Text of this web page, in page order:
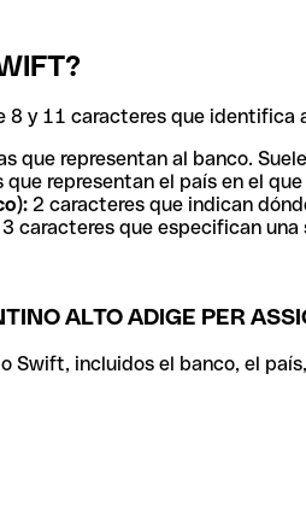
8 y 11 caracteres que identifica
que representan al banco.
que representan el país en el
2 caracteres que indican
3 caracteres que especifican
ALTO ADIGE PER
Swift, incluidos el banco, el